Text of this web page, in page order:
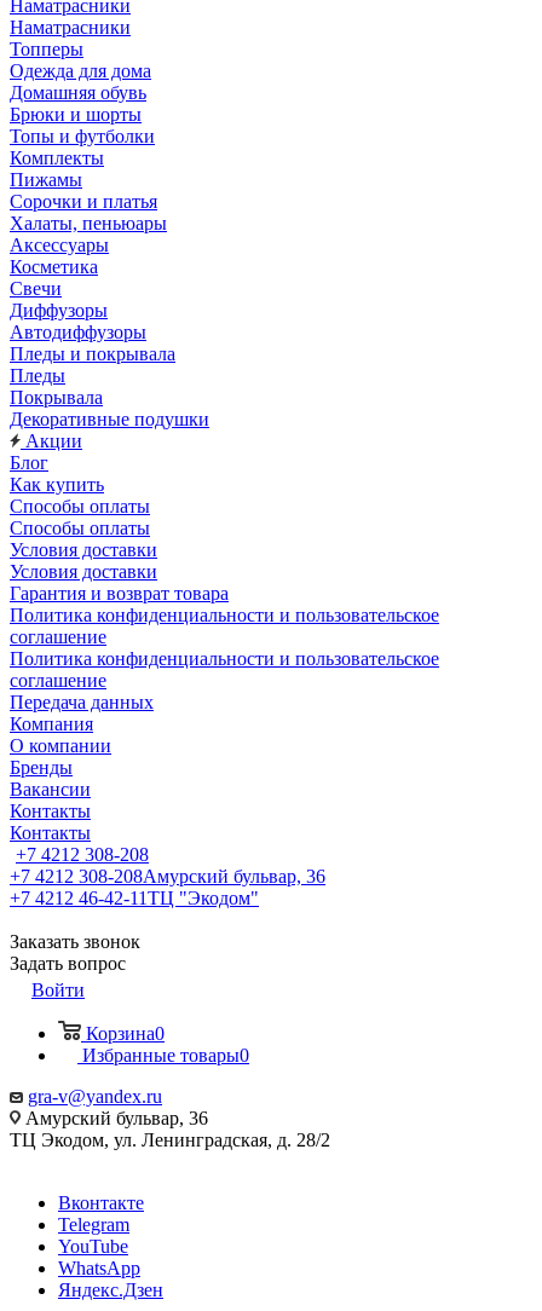
Наматрасники
Наматрасники
Топперы
Одежда для дома
Домашняя обувь
Брюки и шорты
Топы и футболки
Комплекты
Пижамы
Сорочки и платья
Халаты, пеньюары
Аксессуары
Косметика
Свечи
Диффузоры
Автодиффузоры
Пледы и покрывала
Пледы
Покрывала
Декоративные подушки
Акции
Блог
Как купить
Способы оплаты
Способы оплаты
Условия доставки
Условия доставки
Гарантия и возврат товара
Политика конфиденциальности и пользовательское
соглашение
Политика конфиденциальности и пользовательское
соглашение
Передача данных
Компания
О компании
Бренды
Вакансии
Контакты
Контакты
+7 4212 308-208
+7 4212 308-208Амурский бульвар, 36
+7 4212 46-42-11ТЦ "Экодом"
Заказать звонок
Задать вопрос
Войти
Корзина0
Избранные товары0
gra-v@yandex.ru
Амурский бульвар, 36
ТЦ Экодом, ул. Ленинградская, д. 28/2
Вконтакте
Telegram
YouTube
WhatsApp
Яндекс.Дзен